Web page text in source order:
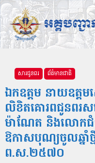
សារជូនពរ ព័ត៌មានជាតិ
ឯកឧត្ដម នាយឧត្ត
លិខិតគោរពជូនពរស
ម៉ាណែត និងលោកជំទ
ឱកាសបុណ្យចូលឆ្នាំថ្
ព.ស.២៥៧០